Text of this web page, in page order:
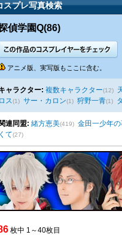
スプレ写真検索
偵学園Q(86)
アニメ版、実写版もここに含む。
ャラクター: 複数キャラクター(12)
ロス(1) サー・カロン(1) 狩野一青(1)
連同盟: 緒方恵美(419) 金田一少年
くて(27)
枚中 1～40枚目